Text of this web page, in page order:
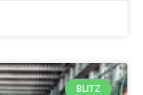
BLITZ